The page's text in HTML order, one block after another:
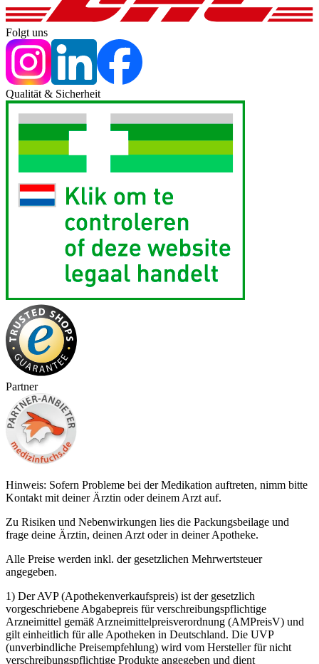
Folgt uns
Qualität & Sicherheit
Partner
Hinweis: Sofern Probleme bei der Medikation auftreten, nimm bitte
Kontakt mit deiner Ärztin oder deinem Arzt auf.
Zu Risiken und Nebenwirkungen lies die Packungsbeilage und
frage deine Ärztin, deinen Arzt oder in deiner Apotheke.
Alle Preise werden inkl. der gesetzlichen Mehrwertsteuer
angegeben.
1) Der AVP (Apothekenverkaufspreis) ist der gesetzlich
vorgeschriebene Abgabepreis für verschreibungspflichtige
Arzneimittel gemäß Arzneimittelpreisverordnung (AMPreisV) und
gilt einheitlich für alle Apotheken in Deutschland. Die UVP
(unverbindliche Preisempfehlung) wird vom Hersteller für nicht
verschreibungspflichtige Produkte angegeben und dient